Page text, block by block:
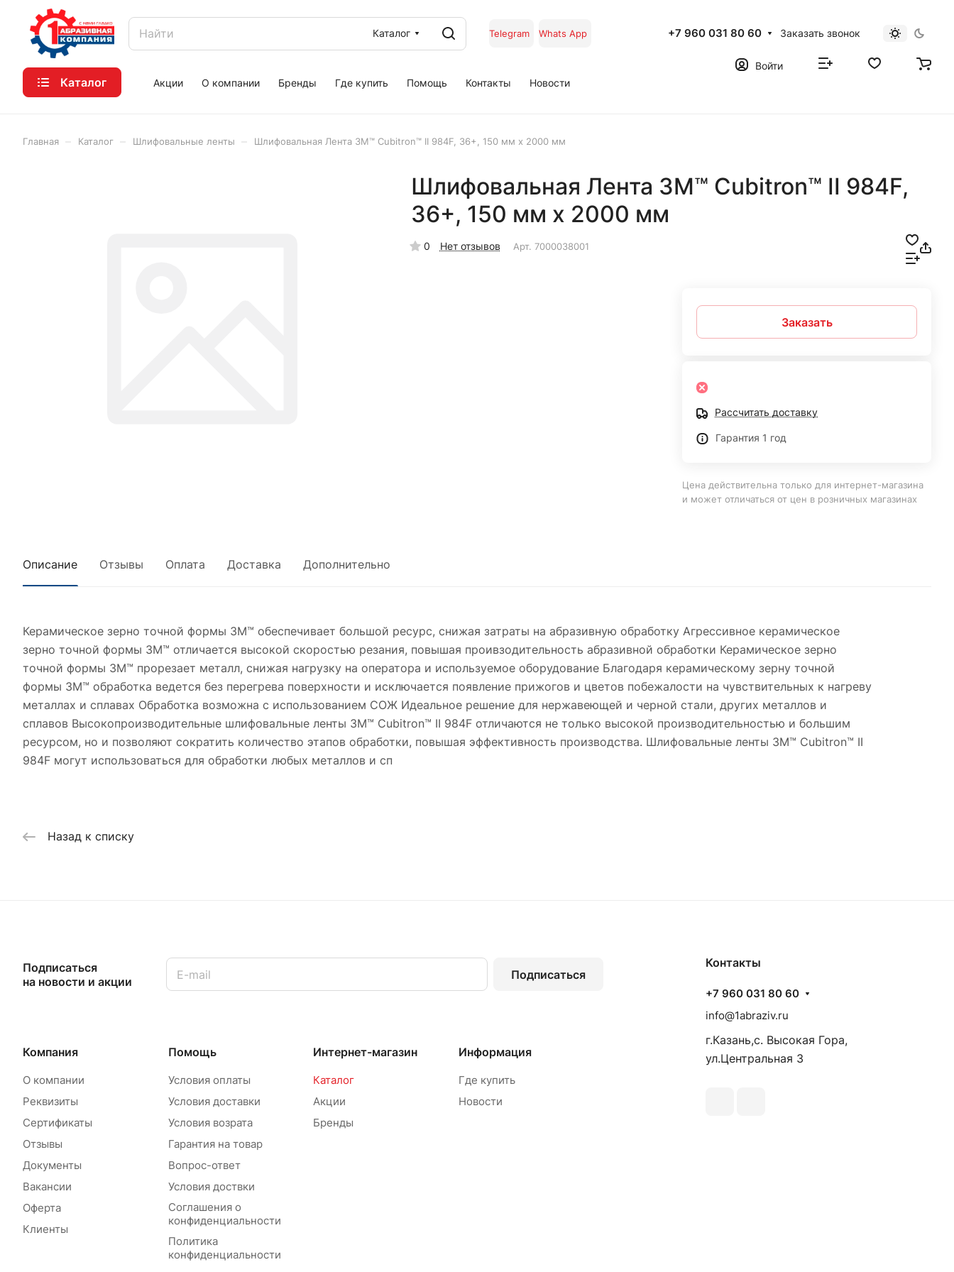
Каталог Telegram Whats App +7 960 031 80 60 Заказать звонок
Каталог Акции О компании Бренды Где купить Помощь Контакты Новости
Войти
Главная Каталог Шлифовальные ленты Шлифовальная Лента 3M™ Cubitron™ II 984F, 36+, 150 мм х 2000 мм
Шлифовальная Лента 3M™ Cubitron™ II 984F,
36+, 150 мм х 2000 мм
0 Нет отзывов Арт. 7000038001
Заказать
Рассчитать доставку
Гарантия 1 год
Цена действительна только для интернет-магазина
и может отличаться от цен в розничных магазинах
Описание Отзывы Оплата Доставка Дополнительно
Керамическое зерно точной формы 3M™ обеспечивает большой ресурс, снижая затраты на абразивную обработку Агрессивное керамическое
зерно точной формы 3M™ отличается высокой скоростью резания, повышая проивзодительность абразивной обработки Керамическое зерно
точной формы 3M™ прорезает металл, снижая нагрузку на оператора и используемое оборудование Благодаря керамическому зерну точной
формы 3M™ обработка ведется без перегрева поверхности и исключается появление прижогов и цветов побежалости на чувствительных к нагреву
металлах и сплавах Обработка возможна с использованием СОЖ Идеальное решение для нержавеющей и черной стали, других металлов и
сплавов Высокопроизводительные шлифовальные ленты 3M™ Cubitron™ II 984F отличаются не только высокой производительностью и большим
ресурсом, но и позволяют сократить количество этапов обработки, повышая эффективность производства. Шлифовальные ленты 3M™ Cubitron™ II
984F могут использоваться для обработки любых металлов и сп
Назад к списку
Подписаться
на новости и акции
Подписаться
Компания
О компании
Реквизиты
Сертификаты
Отзывы
Документы
Вакансии
Оферта
Клиенты
Помощь
Условия оплаты
Условия доставки
Условия возрата
Гарантия на товар
Вопрос-ответ
Условия доствки
Соглашения о
конфиденциальности
Политика
конфиденциальности
Интернет-магазин
Каталог
Акции
Бренды
Информация
Где купить
Новости
Контакты
+7 960 031 80 60
info@1abraziv.ru
г.Казань,с. Высокая Гора,
ул.Центральная 3